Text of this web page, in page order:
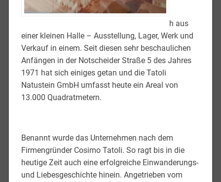
h aus
einer kleinen Halle – Ausstellung, Lager, Werk und
Verkauf in einem. Seit diesen sehr beschaulichen
Anfängen in der Notscheider Straße 5 des Jahres
1971 hat sich einiges getan und die Tatoli
Natustein GmbH umfasst heute ein Areal von
13.000 Quadratmetern.
Benannt wurde das Unternehmen nach dem
Firmengründer Cosimo Tatoli. So ragt bis in die
heutige Zeit auch eine erfolgreiche Einwanderungs-
und Liebesgeschichte hinein. Angetrieben vom